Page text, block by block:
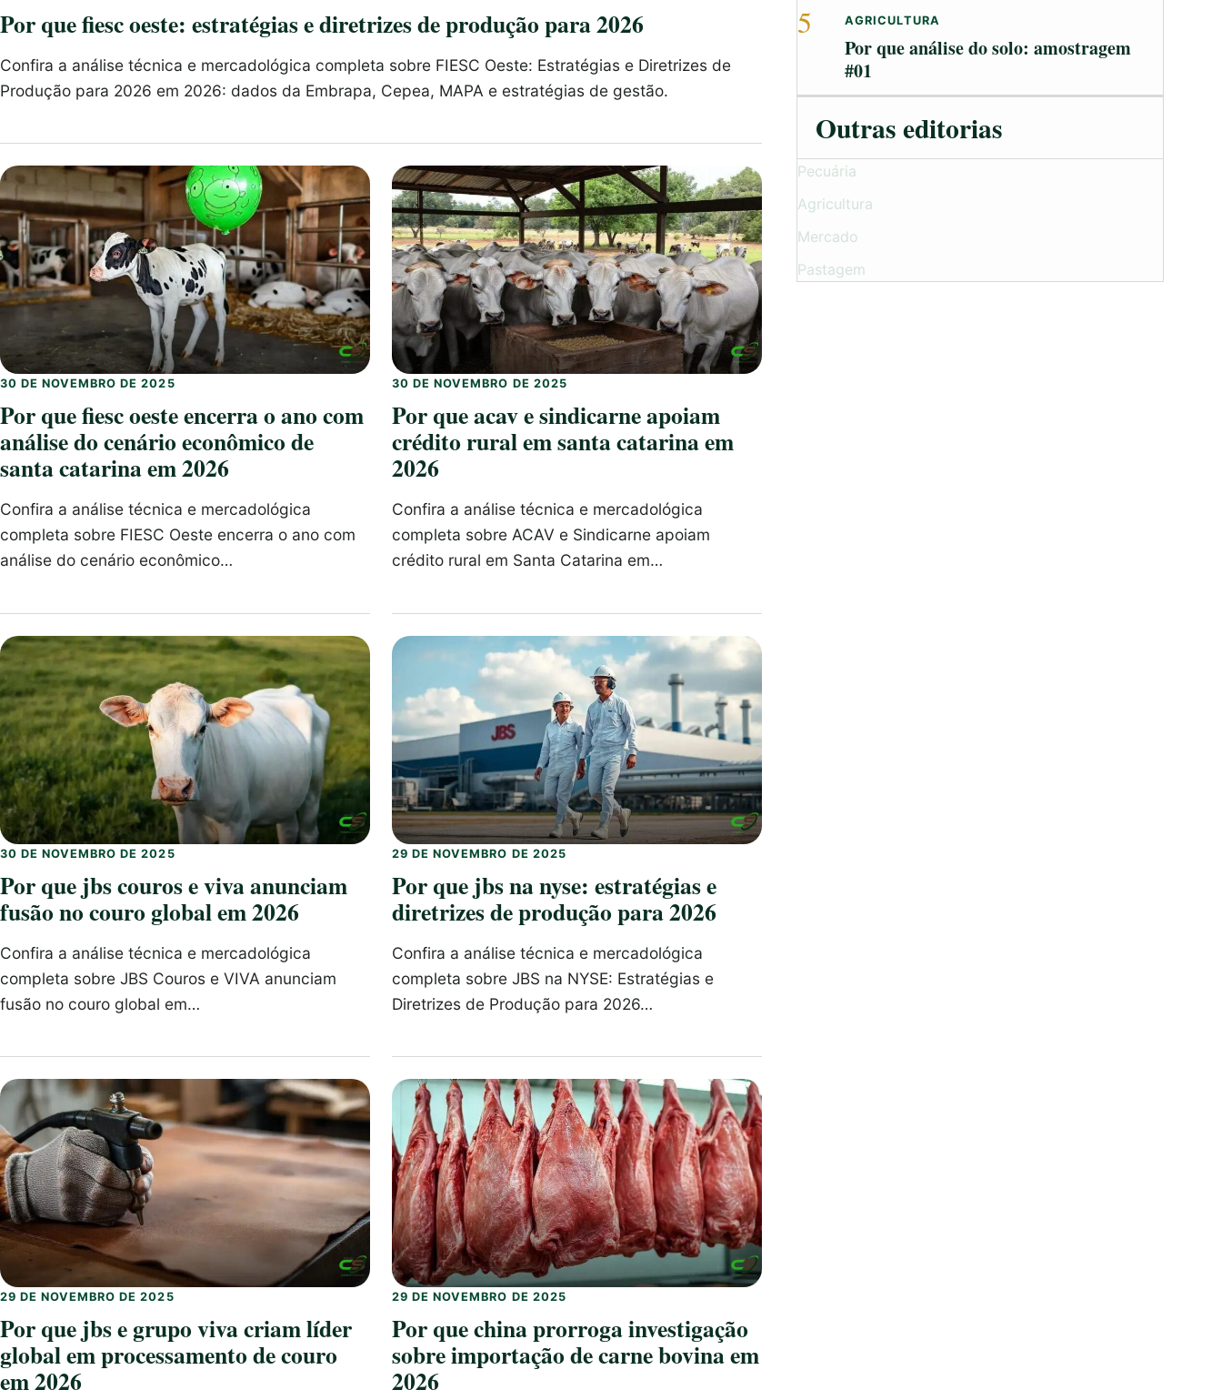
Por que fiesc oeste: estratégias e diretrizes de produção para 2026
Confira a análise técnica e mercadológica completa sobre FIESC Oeste: Estratégias e Diretrizes de
Produção para 2026 em 2026: dados da Embrapa, Cepea, MAPA e estratégias de gestão.
30 DE NOVEMBRO DE 2025
Por que fiesc oeste encerra o ano com
análise do cenário econômico de
santa catarina em 2026
Confira a análise técnica e mercadológica
completa sobre FIESC Oeste encerra o ano com
análise do cenário econômico…
30 DE NOVEMBRO DE 2025
Por que acav e sindicarne apoiam
crédito rural em santa catarina em
2026
Confira a análise técnica e mercadológica
completa sobre ACAV e Sindicarne apoiam
crédito rural em Santa Catarina em…
30 DE NOVEMBRO DE 2025
Por que jbs couros e viva anunciam
fusão no couro global em 2026
Confira a análise técnica e mercadológica
completa sobre JBS Couros e VIVA anunciam
fusão no couro global em…
29 DE NOVEMBRO DE 2025
Por que jbs na nyse: estratégias e
diretrizes de produção para 2026
Confira a análise técnica e mercadológica
completa sobre JBS na NYSE: Estratégias e
Diretrizes de Produção para 2026…
29 DE NOVEMBRO DE 2025
Por que jbs e grupo viva criam líder
global em processamento de couro
em 2026
29 DE NOVEMBRO DE 2025
Por que china prorroga investigação
sobre importação de carne bovina em
2026
5 AGRICULTURA
Por que análise do solo: amostragem
#01
Outras editorias
Pecuária
Agricultura
Mercado
Pastagem